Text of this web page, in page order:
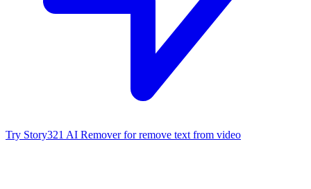
Try Story321 AI Remover for remove text from video